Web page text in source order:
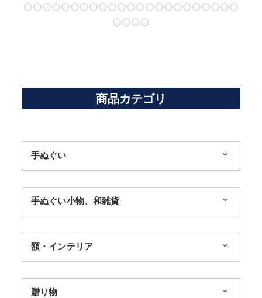
商品カテゴリ
手ぬぐい
3,300円まで
11,000円まで
季節のおすすめ
手ぬぐい小物、和雑貨
扇子
額・インテリア
贈り物